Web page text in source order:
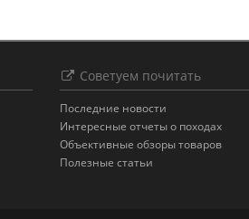
Советуем почитать
Последние новости
Интересные отчеты о походах
Объективные обзоры товаров
Полезные статьи